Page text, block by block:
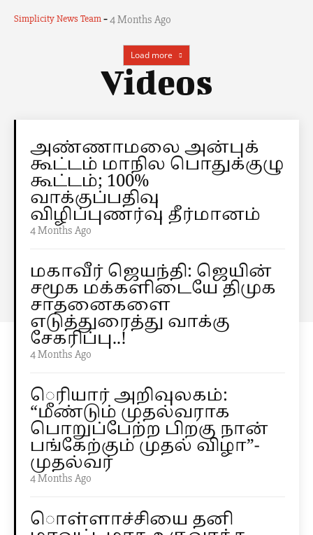
Simplicity News Team-4 Months Ago
Load more
Videos
அண்ணாமலை அன்புக்
கூட்டம் மாநில பொதுக்குழு
கூட்டம்; 100%
வாக்குப்பதிவு
விழிப்புணர்வு தீர்மானம்
4 Months Ago
மகாவீர் ஜெயந்தி: ஜெயின்
சமூக மக்களிடையே திமுக
சாதனைகளை
எடுத்துரைத்து வாக்கு
சேகரிப்பு..!
4 Months Ago
ெரியார் அறிவுலகம்:
“மீண்டும் முதல்வராக
பொறுப்பேற்ற பிறகு நான்
பங்கேற்கும் முதல் விழா”-
முதல்வர்
4 Months Ago
ொள்ளாச்சியை தனி